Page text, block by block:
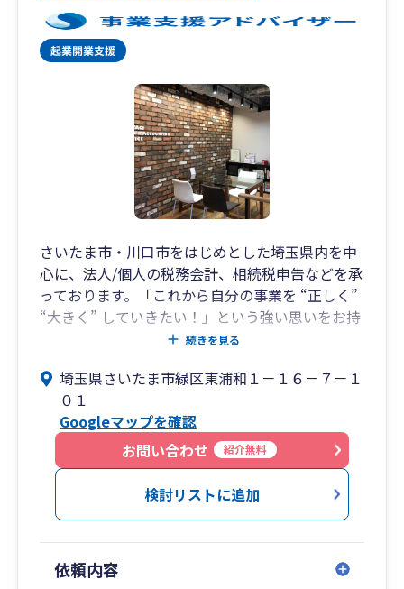
さいたま市・川口市をはじめとした埼玉県内を中
心に、法人/個人の税務会計、相続税申告などを承
っております。「これから自分の事業を “正しく”
“大きく” していきたい！」という強い思いをお持
ちの方、新規開業・創業される方、大歓迎です！
の先生方とも連携し、皆さまの事業を精一杯バッ
クアップいたします！
続きを見る
埼玉県さいたま市緑区東浦和１－１６－７－１
０１
Googleマップを確認
お問い合わせ
紹介無料
検討リストに追加
依頼内容